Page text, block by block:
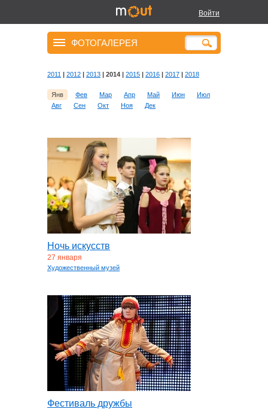
Войти
ФОТОГАЛЕРЕЯ
2011 | 2012 | 2013 | 2014 | 2015 | 2016 | 2017 | 2018
Янв Фев Мар Апр Май Июн
Июл
Авг
Сен Окт Ноя Дек
Ночь искусств
27 января
Художественный музей
Фестиваль дружбы